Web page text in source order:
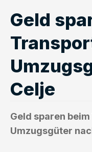
Geld
Celje
Geld sparen
Umzugsgüter